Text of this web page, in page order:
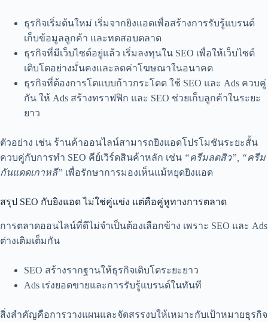
ธุรกิจเริ่มต้นใหม่ เริ่มจากยิงแอดเพื่อสร้างการรับรู้แบรนด์
เก็บข้อมูลลูกค้า และทดสอบตลาด
ธุรกิจที่มีเว็บไซต์อยู่แล้ว เริ่มลงทุนใน SEO เพื่อให้เว็บไซต์
เติบโตอย่างมั่นคงและลดค่าโฆษณาในอนาคต
ธุรกิจที่ต้องการโตแบบก้าวกระโดด ใช้ SEO และ Ads ควบคู่
กัน ให้ Ads สร้างทราฟฟิก และ SEO ช่วยเก็บลูกค้าในระยะ
ยาว
ตัวอย่าง เช่น ร้านค้าออนไลน์สามารถยิงแอดโปรโมชันระยะสั้น
ควบคู่กับการทำ SEO คีย์เวิร์ดสินค้าหลัก เช่น “ครีมลดสิว”, “ครีม
กันแดดเกาหลี” เพื่อรักษาการมองเห็นแม้หยุดยิงแอด
สรุป SEO กับยิงแอด ไม่ใช่คู่แข่ง แต่คือคู่หูทางการตลาด
การตลาดออนไลน์ที่ดีไม่จำเป็นต้องเลือกข้าง เพราะ SEO และ Ads
ต่างเติมเต็มกัน
SEO สร้างรากฐานให้ธุรกิจเติบโตระยะยาว
Ads เร่งยอดขายและการรับรู้แบรนด์ในทันที
สิ่งสำคัญคือการวางแผนและจัดสรรงบให้เหมาะกับเป้าหมายธุรกิจ